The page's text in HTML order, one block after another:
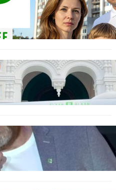
B toetajaid ja ka vaenlasi!
Kuidas poliitika on
areeniks